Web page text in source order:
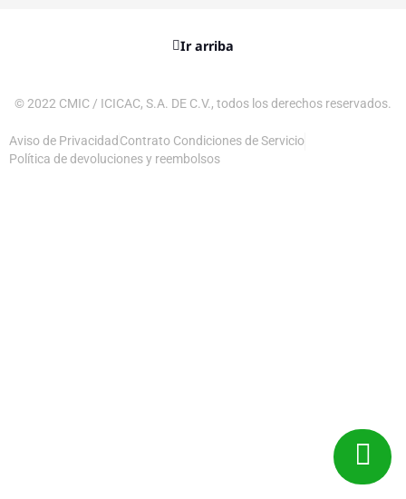
Ir arriba
© 2022 CMIC / ICICAC, S.A. DE C.V., todos los derechos reservados.
Aviso de Privacidad Contrato Condiciones de Servicio
Política de devoluciones y reembolsos